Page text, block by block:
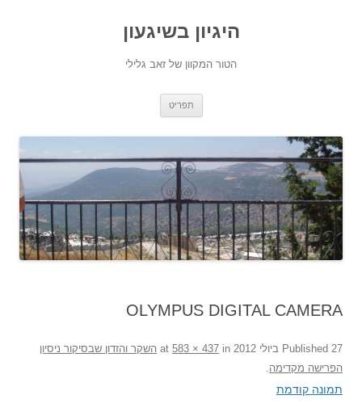
היגיון בשיגעון
הטור המקוון של זאב גלילי
תפריט
OLYMPUS DIGITAL CAMERA
Published 27 ביולי 2012 583 × 437 in
השקר והזדון שבסיקור ניסיון
הפרישה מקדימה
תמונה קודמת